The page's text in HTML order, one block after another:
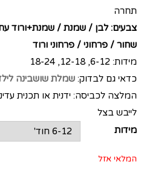
תחרה
צבעים: לבן / שמנת / שמנת+ורוד
שחור / פרחוני / פרחוני ורוד
מידות: 6-12, 12-18, 18-24
כדאי גם לבדוק: שמלת שושבינה
המלצה לכביסה: ידנית או תכנית
לייבש בצל
מידות
המלאי אזל